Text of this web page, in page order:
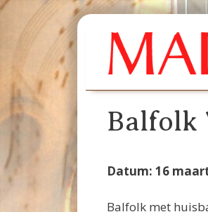
naar
Balfolk
Datum: 16
Balfolk met